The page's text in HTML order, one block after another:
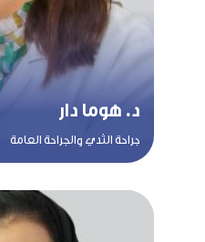
د. هوما دار
جراحة الثدي والجراحة العامة